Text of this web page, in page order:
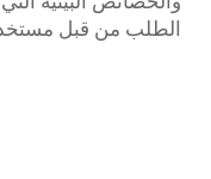
الطلب من قبل